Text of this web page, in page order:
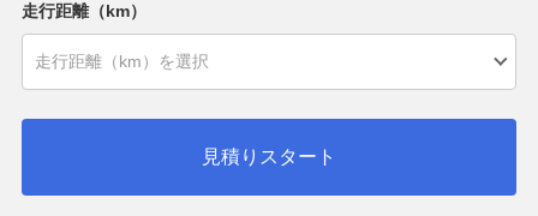
走行距離（km）
見積りスタート